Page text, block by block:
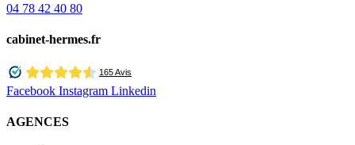
04 78 42 40 80
cabinet-hermes.fr
Facebook Instagram Linkedin
AGENCES